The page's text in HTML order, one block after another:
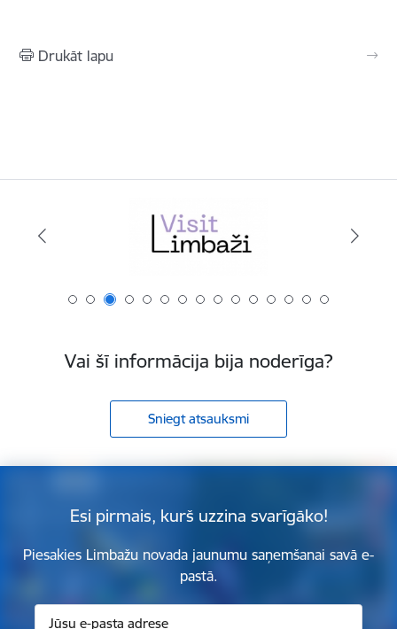
Drukāt lapu
Vai šī informācija bija noderīga?
Sniegt atsauksmi
Esi pirmais, kurš uzzina svarīgāko!
Piesakies Limbažu novada jaunumu saņemšanai savā e-
pastā.